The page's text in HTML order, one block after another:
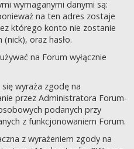
wymaganymi danymi są:
na ten adres zostaje
którego konto nie zostanie
oraz hasło.
na Forum wyłącznie
wyraża zgodę na
przez Administratora Forum-
podanych przy
z funkcjonowaniem Forum.
z wyrażeniem zgody na